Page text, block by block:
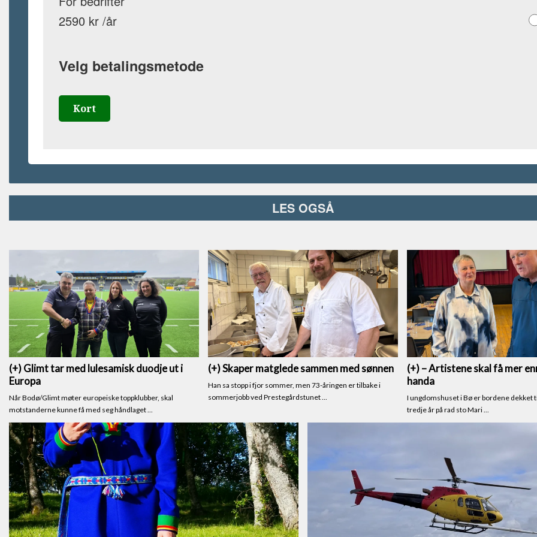
2590 kr /år
Velg betalingsmetode
Kort
LES OGSÅ